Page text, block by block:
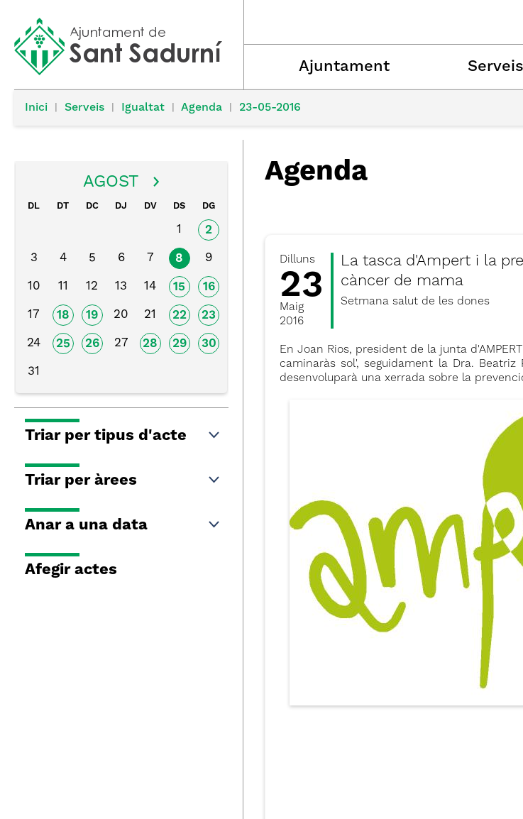
Ajuntament Serveis
Inici Serveis Igualtat Agenda 23-05-2016
AGOST
DL DT DC DJ DV DS DG
1 2
3 4 5 6 7 8 9
10 11 12 13 14 15 16
17 18 19 20 21 22 23
24 25 26 27 28 29 30
31
Triar per tipus d'acte
Triar per àrees
Anar a una data
Afegir actes
Agenda
Dilluns
23
Maig
2016
La tasca d'Ampert i la
càncer de mama
Setmana salut de les dones
En Joan Rios, president de la junta
caminaràs sol', seguidament la Dra.
desenvoluparà una xerrada sobre la